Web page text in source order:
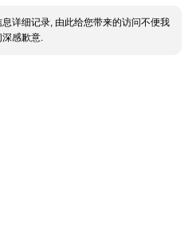
详细记录, 由此给您带来的访问不便我
深感歉意.